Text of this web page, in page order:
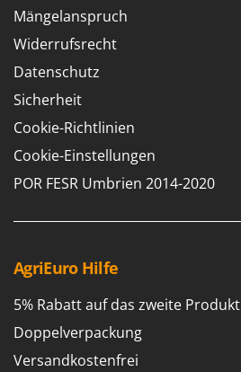
Mängelanspruch
Widerrufsrecht
Datenschutz
Sicherheit
Cookie-Richtlinien
Cookie-Einstellungen
POR FESR Umbrien 2014-2020
AgriEuro Hilfe
5% Rabatt auf das zweite Produkt
Doppelverpackung
Versandkostenfrei